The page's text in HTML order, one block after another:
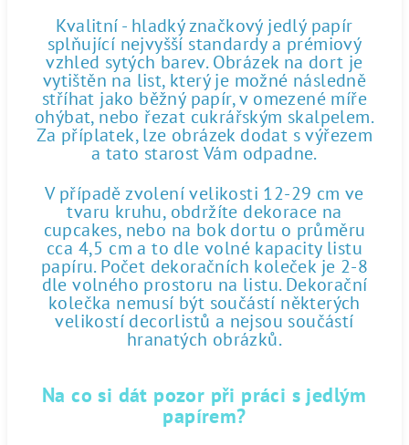
Kvalitní - hladký značkový jedlý papír
splňující nejvyšší standardy a prémiový
vzhled sytých barev. Obrázek na dort je
vytištěn na list, který je možné následně
stříhat jako běžný papír, v omezené míře
ohýbat, nebo řezat cukrářským skalpelem.
Za příplatek, lze obrázek dodat s výřezem
a tato starost Vám odpadne.
V případě zvolení velikosti 12-29 cm ve
tvaru kruhu, obdržíte dekorace na
cupcakes, nebo na bok dortu o průměru
cca 4,5 cm a to dle volné kapacity listu
papíru. Počet dekoračních koleček je 2-8
dle volného prostoru na listu. Dekorační
kolečka nemusí být součástí některých
velikostí decorlistů a nejsou součástí
hranatých obrázků.
Na co si dát pozor při práci s jedlým
papírem?